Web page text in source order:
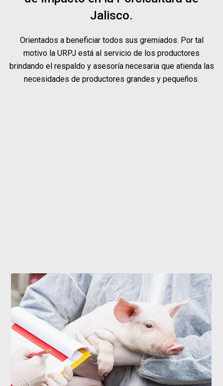
Jalisco.
Orientados a beneficiar todos sus gremiados. Por tal
motivo la URPJ está al servicio de los productores
brindando el respaldo y asesoría necesaria que atienda las
necesidades de productores grandes y pequeños.